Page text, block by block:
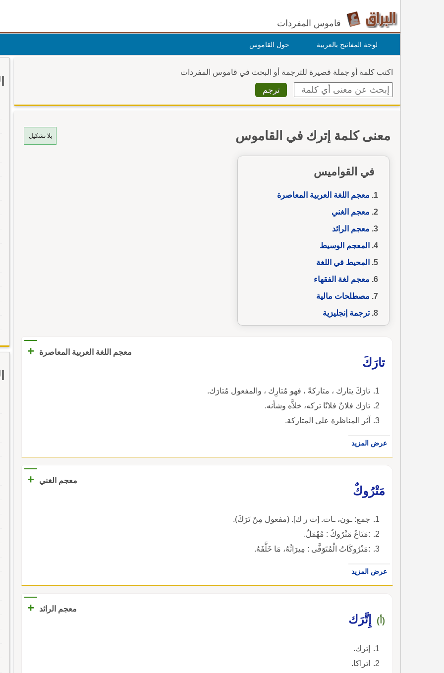
قاموس المفردات
لوحة المفاتيح بالعربية حول القاموس
اكتب كلمة أو جملة قصيرة للترجمة أو البحث في قاموس المفردات
بلا تشكيل معنى كلمة إترك في القاموس
في القواميس
معجم اللغة العربية المعاصرة
معجم الغني
معجم الرائد
المعجم الوسيط
المحيط في اللغة
معجم لغة الفقهاء
مصطلحات مالية
ترجمة إنجليزية
معجم اللغة العربية المعاصرة
+
تارَكَ
تارَكَ يتارك ، متاركةً ، فهو مُتارِك ، والمفعول مُتارَك.
تارَك فلانٌ فلانًا تركه، خلاَّه وشأنه.
آثر المناظرة على المتاركة.
عرض المزيد
معجم الغني
+
مَتْرُوكٌ
جمع: ـون، ـات. [ت ر ك]. (مفعول مِنْ تَرَكَ).
:مَتَاعٌ مَتْرُوكٌ : مُهْمَلٌ.
:مَتْرُوكَاتُ الْمُتَوَفَّى : مِيرَاثُهُ، مَا خَلَّفَهُ.
عرض المزيد
معجم الرائد +
(أ) إِتَّرَك
إترك.
اتراكا.